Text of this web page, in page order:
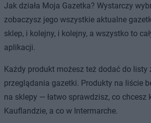
Jak działa Moja Gazetka? Wystarczy
zobaczysz jego wszystkie aktualne
sklep, i kolejny, i kolejny, a wszystko to
aplikacji.
Każdy produkt możesz też dodać do listy
przeglądania gazetki. Produkty na liście
na sklepy — łatwo sprawdzisz, co chcesz
Kauflandzie, a co w Intermarche.